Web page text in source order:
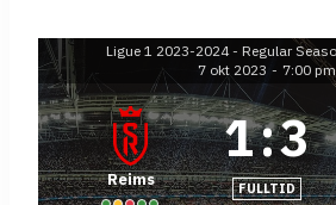
Ligue 1 2023-2024 - Regular
7 okt 2023 - 7:00 pm
Reims
1:3
FULLTID